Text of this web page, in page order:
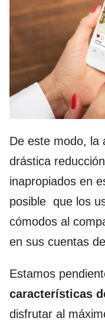
De este modo, la
drástica
inapropiados en
posible que los
cómodos al
en sus cuentas
Estamos
características
disfrutar al